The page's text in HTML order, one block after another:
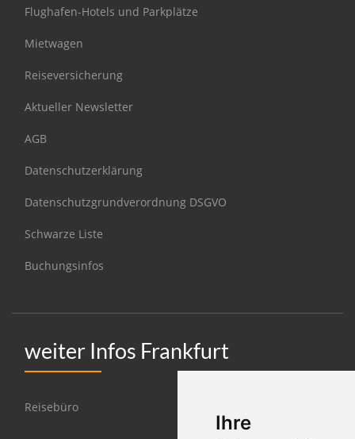
Ihre
Flughafen-Hotels und Parkplätze
Mietwagen
Reiseversicherung
Aktueller Newsletter
AGB
Datenschutzerklärung
Datenschutzgrundverordnung DSGVO
Schwarze Liste
Buchungsinfos
weiter Infos Frankfurt
Reisebüro